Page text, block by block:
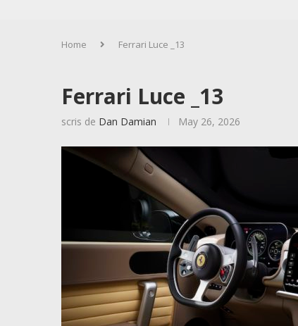
Home Ferrari Luce _13
Ferrari Luce _13
scris de Dan Damian May 26, 2026